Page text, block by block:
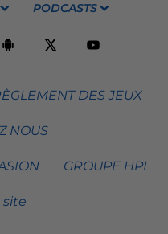
PODCASTS
DES JEUX
NOUS
GROUPE HPI
site